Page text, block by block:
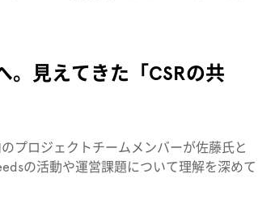
。見えてきた「CSRの共
プロジェクトチームメンバーが佐藤氏と
の活動や運営課題について理解を深めて